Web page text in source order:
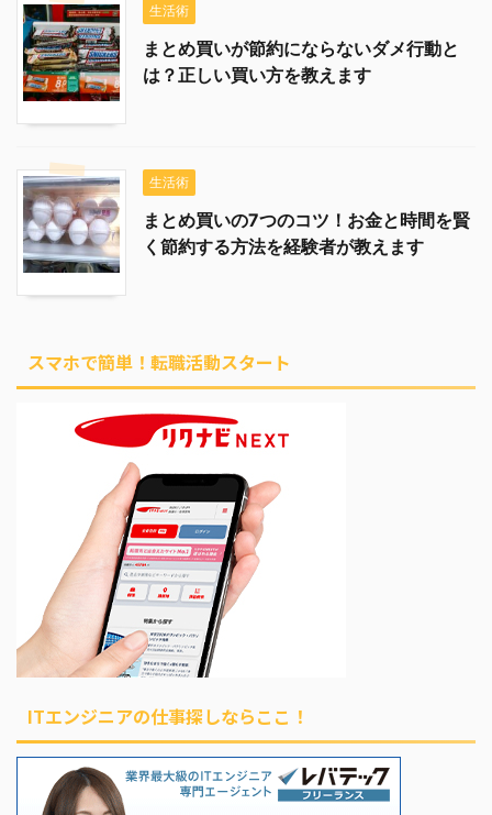
生活術
まとめ買いが節約にならないダメ行動と
は？正しい買い方を教えます
生活術
まとめ買いの7つのコツ！お金と時間を賢
く節約する方法を経験者が教えます
スマホで簡単！転職活動スタート
ITエンジニアの仕事探しならここ！